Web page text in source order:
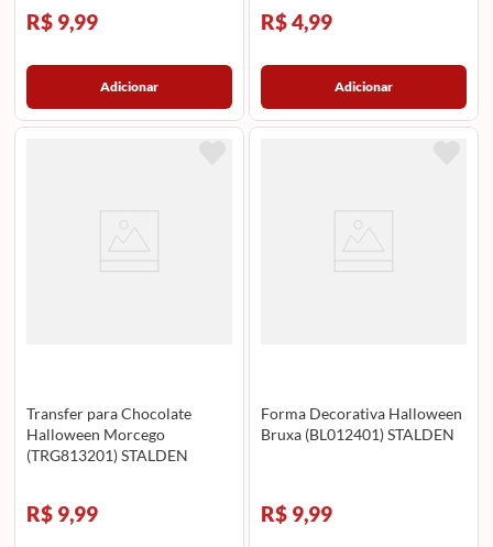
R$ 9,99
Adicionar
R$ 4,99
Adicionar
Transfer para Chocolate
Halloween Morcego
(TRG813201) STALDEN
R$ 9,99
Forma Decorativa Halloween
Bruxa (BL012401) STALDEN
R$ 9,99